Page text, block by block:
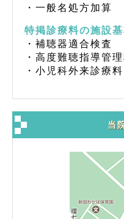
・一般名処方加算
特掲診療料の施設
・補聴器適合検査
・高度難聴指導管
・小児科外来診療料
当